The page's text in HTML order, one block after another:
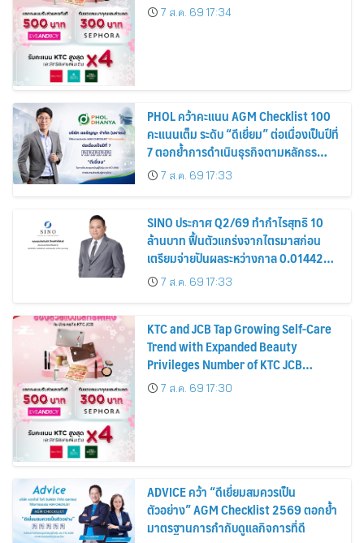
7 ส.ค. 69 17:34
PHOL คว้าคะแนน AGM Checklist 100
คะแนนเต็ม ระดับ “ดีเยี่ยม” ต่อเนื่องเป็นปีที่
7 ตอกย้ำการดำเนินธุรกิจตามหลักธร
รมาภิบาล โปร่งใส สร้างความเชื่อมั่นผู้ถือ
หุ้น
7 ส.ค. 69 17:33
SINO ประกาศ Q2/69 ทำกำไรสุทธิ 10
ล้านบาท ฟื้นตัวแกร่งจากไตรมาสก่อน
เตรียมจ่ายปันผลระหว่างกาล 0.014423
บาทต่อหุ้น ครึ่งปีหลังมุ่งเติบโตต่อเนื่อง
7 ส.ค. 69 17:33
KTC and JCB Tap Growing Self-Care
Trend with Expanded Beauty
Privileges Number of KTC JCB
Cardmembers Spending on
Cosmetics Rises 26%
7 ส.ค. 69 17:30
ADVICE คว้า “ดีเยี่ยมสมควรเป็น
ตัวอย่าง” AGM Checklist 2569 ตอกย้ำ
มาตรฐานการกำกับดูแลกิจการที่ดี